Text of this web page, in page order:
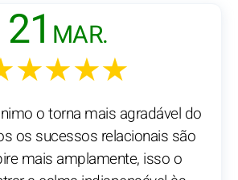
21 MAR.
o torna mais agradável do
os sucessos relacionais são
mais amplamente, isso o